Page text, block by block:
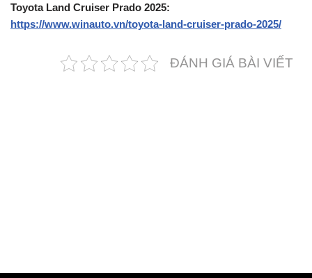
Toyota Land Cruiser Prado 2025:
https://www.winauto.vn/toyota-land-cruiser-prado-2025/
ĐÁNH GIÁ BÀI VIẾT